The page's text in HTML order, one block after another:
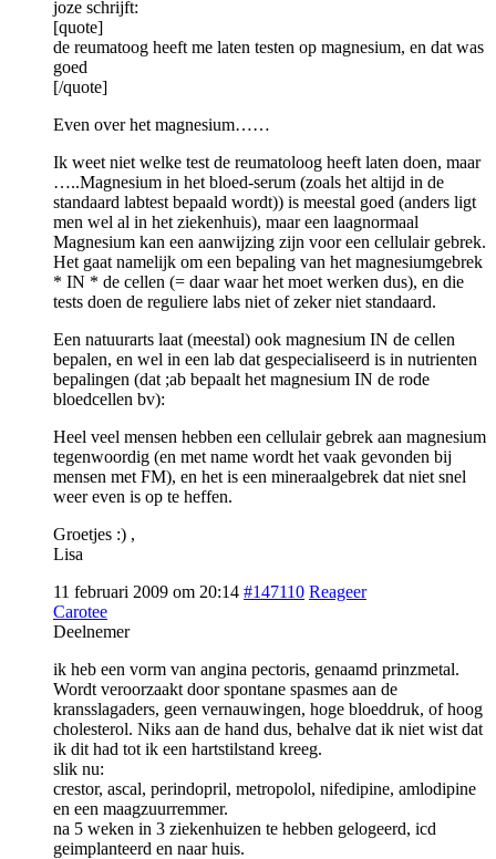
joze schrijft:
[quote]
de reumatoog heeft me laten testen op magnesium, en dat was
goed
[/quote]
Even over het magnesium……
Ik weet niet welke test de reumatoloog heeft laten doen, maar
…..Magnesium in het bloed-serum (zoals het altijd in de
standaard labtest bepaald wordt)) is meestal goed (anders ligt
men wel al in het ziekenhuis), maar een laagnormaal
Magnesium kan een aanwijzing zijn voor een cellulair gebrek.
Het gaat namelijk om een bepaling van het magnesiumgebrek
* IN * de cellen (= daar waar het moet werken dus), en die
tests doen de reguliere labs niet of zeker niet standaard.
Een natuurarts laat (meestal) ook magnesium IN de cellen
bepalen, en wel in een lab dat gespecialiseerd is in nutrienten
bepalingen (dat ;ab bepaalt het magnesium IN de rode
bloedcellen bv):
Heel veel mensen hebben een cellulair gebrek aan magnesium
tegenwoordig (en met name wordt het vaak gevonden bij
mensen met FM), en het is een mineraalgebrek dat niet snel
weer even is op te heffen.
Groetjes :) ,
Lisa
11 februari 2009 om 20:14 #147110 Reageer
Carotee
Deelnemer
ik heb een vorm van angina pectoris, genaamd prinzmetal.
Wordt veroorzaakt door spontane spasmes aan de
kransslagaders, geen vernauwingen, hoge bloeddruk, of hoog
cholesterol. Niks aan de hand dus, behalve dat ik niet wist dat
ik dit had tot ik een hartstilstand kreeg.
slik nu:
crestor, ascal, perindopril, metropolol, nifedipine, amlodipine
en een maagzuurremmer.
na 5 weken in 3 ziekenhuizen te hebben gelogeerd, icd
geimplanteerd en naar huis.